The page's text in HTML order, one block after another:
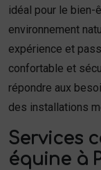
idéal pour le bien-
environnement
expérience et
confortable et
répondre aux
des installations
Services
équine à